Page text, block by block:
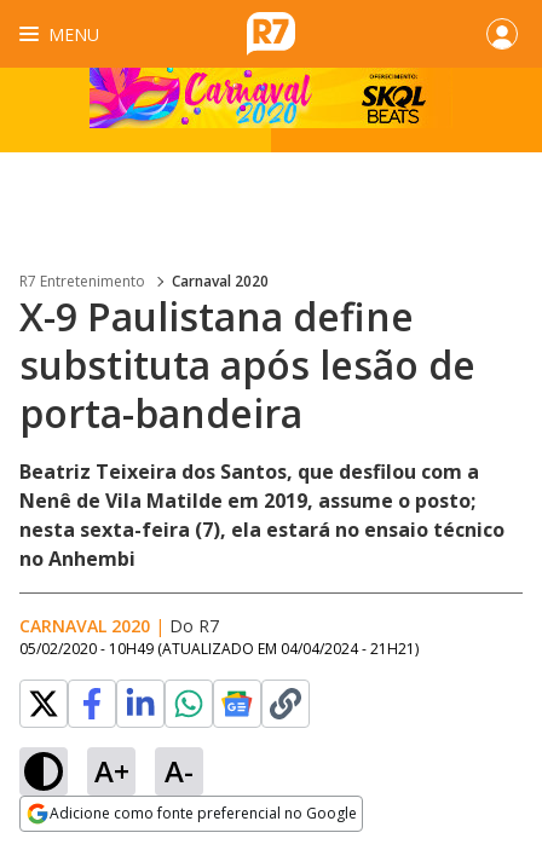
MENU
R7 Entretenimento Carnaval 2020
X-9 Paulistana define
substituta após lesão de
porta-bandeira
Beatriz Teixeira dos Santos, que desfilou com a
Nenê de Vila Matilde em 2019, assume o posto;
nesta sexta-feira (7), ela estará no ensaio técnico
no Anhembi
CARNAVAL 2020 | Do R7
05/02/2020 - 10H49 (ATUALIZADO EM 04/04/2024 - 21H21)
A+ A-
Adicione como fonte preferencial no Google